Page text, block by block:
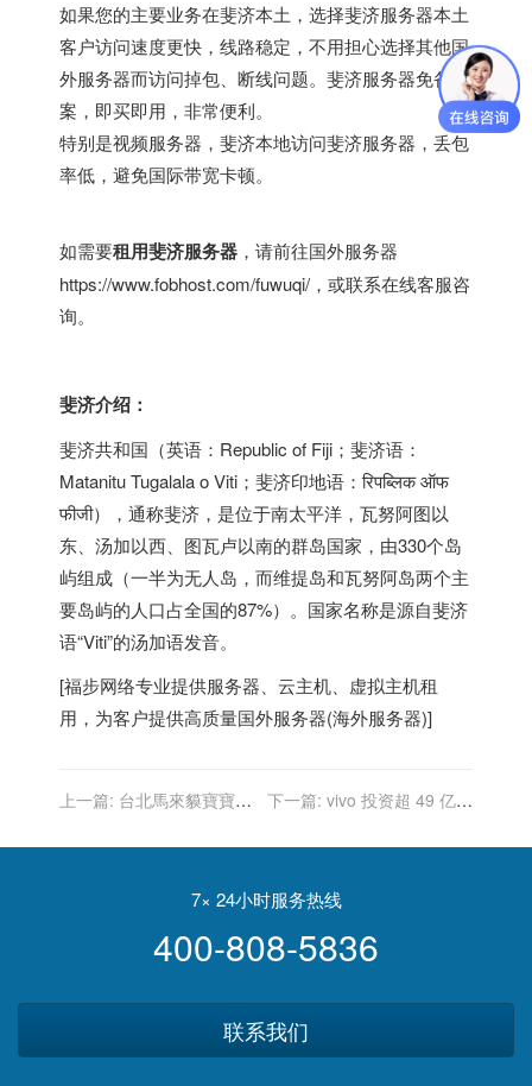
如果您的主要业务在斐济本土，选择斐济服务器本土
客户访问速度更快，线路稳定，不用担心选择其他国
外服务器而访问掉包、断线问题。斐济服务器免备
案，即买即用，非常便利。
特别是视频服务器，斐济本地访问斐济服务器，丢包
率低，避免国际带宽卡顿。
如需要租用斐济服务器 ，请前往国外服务器
https://www.fobhost.com/fuwuqi/ ，或联系在线客服咨
询。
斐济介绍：
斐济共和国（英语：Republic of Fiji；斐济语：
Matanitu Tugalala o Viti；斐济印地语：रिपब्लिक ऑफ
फीजी），通称斐济，是位于南太平洋，瓦努阿图以
东、汤加以西、图瓦卢以南的群岛国家，由330个岛
屿组成（一半为无人岛，而维提岛和瓦努阿岛两个主
要岛屿的人口占全国的87%）。国家名称是源自斐济
语“Viti”的汤加语发音。
[福步网络专业提供服务器 云主机 虚拟主机租
用，为客户提供高质量国外服务器(海外服务器)]
上一篇: 台北馬來貘寶寶徵
下一篇: vivo 投资超 49 亿元
开始动工
7× 24小时服务热线
400-808-5836
联系我们